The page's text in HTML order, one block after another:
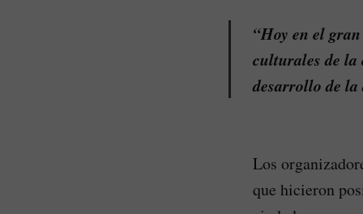
“Hoy en el
culturales de la
desarrollo de
Los
que hicieron